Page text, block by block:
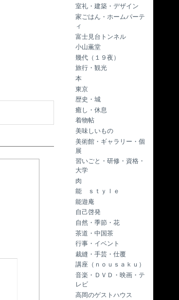
室礼・建築・デザイン
家ごはん・ホームパーテ
ィ
富士見台トンネル
小山薫堂
幾代（１９夜）
旅行・観光
本
東京
歴史・城
癒し・休息
着物帖
美味しいもの
美術館・ギャラリー・個
展
習いごと・研修・資格・
大学
肉
能 ｓｔｙｌｅ
能遊庵
自己啓発
自然・季節・花
茶道・中国茶
行事・イベント
裁縫・手芸・仕覆
講座（ｎｏｕｓａｋｕ）
音楽・ＤＶＤ・映画・テ
レビ
高岡のゲストハウス